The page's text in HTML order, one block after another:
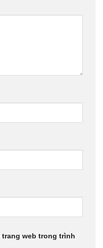
web trong trình